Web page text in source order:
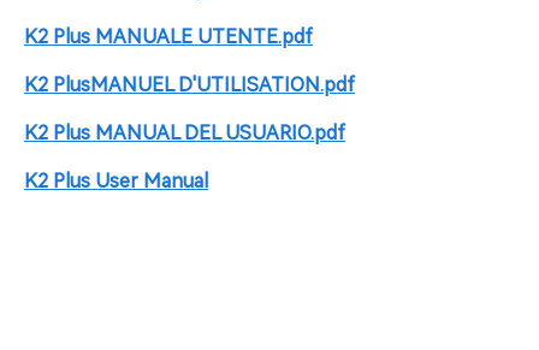
K2 Plus MANUALE UTENTE.pdf
K2 PlusMANUEL D'UTILISATION.pdf
K2 Plus MANUAL DEL USUARIO.pdf
K2 Plus User Manual